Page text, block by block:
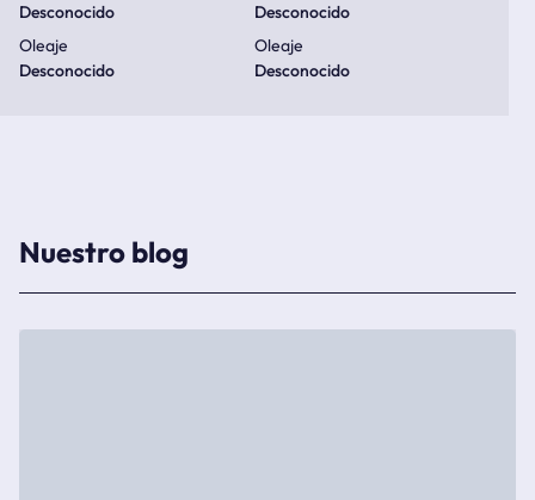
Desconocido
Oleaje
Desconocido
Desconocido
Oleaje
Desconocido
Nuestro blog